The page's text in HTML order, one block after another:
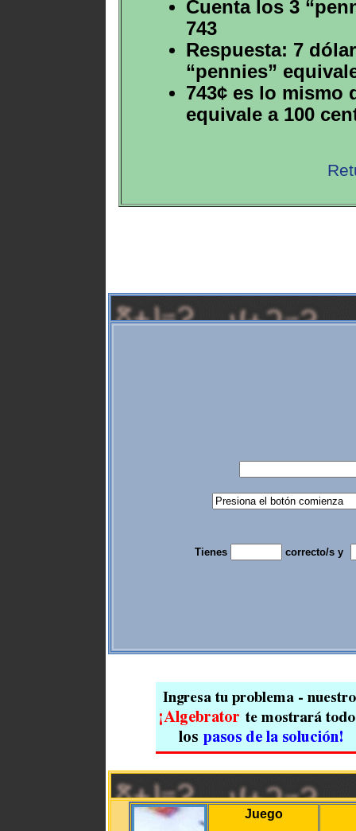
Cuenta los 3
743
Respuesta: 7
“pennies”
743¢ es lo mismo
equivale a 100
Tienes correcto/s y
Juego